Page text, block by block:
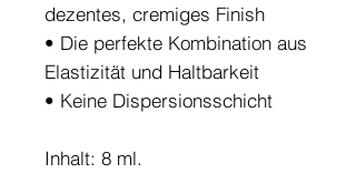
dezentes, cremiges Finish
• Die perfekte Kombination aus
Elastizität und Haltbarkeit
• Keine Dispersionsschicht
Inhalt: 8 ml.